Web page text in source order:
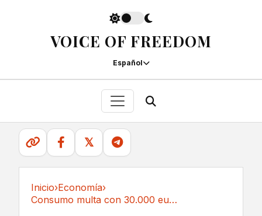
VOICE OF FREEDOM
Español
𝕏
Inicio›Economía›
Consumo multa con 30.000 euros a una cadena de...